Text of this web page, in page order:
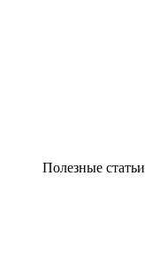
Полезные статьи